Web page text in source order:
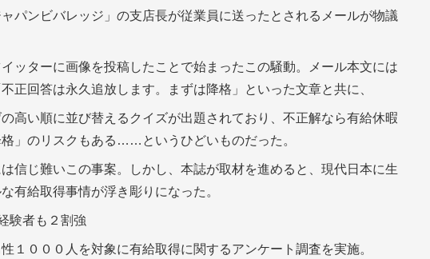
パンビバレッジ」の支店長が従業員に送ったとされるメールが物議
ッターに画像を投稿したことで始まったこの騒動。メール本文には
正回答は永久追放します。まずは降格」といった文章と共に、
高い順に並び替えるクイズが出題されており、不正解なら有給休暇
」のリスクもある……というひどいものだった。
信じ難いこの事案。しかし、本誌が取材を進めると、現代日本に生
有給取得事情が浮き彫りになった。
験者も２割強
１０００人を対象に有給取得に関するアンケート調査を実施。